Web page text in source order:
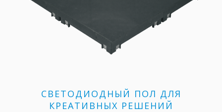
CВЕТОДИОДНЫЙ ПОЛ ДЛЯ
КРЕАТИВНЫХ РЕШЕНИЙ